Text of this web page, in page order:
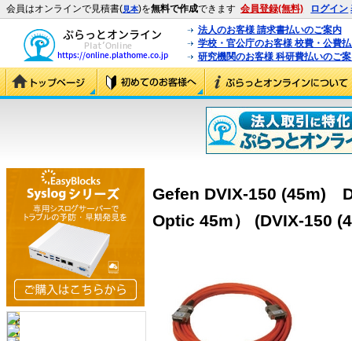
会員はオンラインで見積書(見本)を無料で作成できます 会員登録(無料) ログイン
法人のお客様 請求書払いのご案内
学校・官公庁のお客様 校費・公費
研究機関のお客様 科研費払いのご
Gefen DVIX-150 (45m)
Optic 45m） (DVIX-150